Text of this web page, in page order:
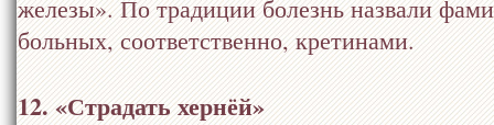
железы». По традиции болезнь назвали
больных, соответственно, кретинами.
12. «Страдать хернёй»